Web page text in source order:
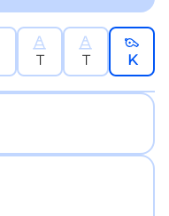
T T K